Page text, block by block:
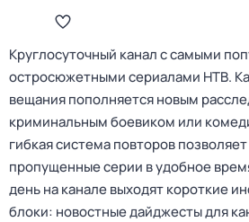
Круглосуточный канал с самыми
остросюжетными сериалами НТВ.
вещания пополняется новым
криминальным боевиком или
гибкая система повторов
пропущенные серии в удобное
день на канале выходят короткие
блоки: новостные дайджесты для